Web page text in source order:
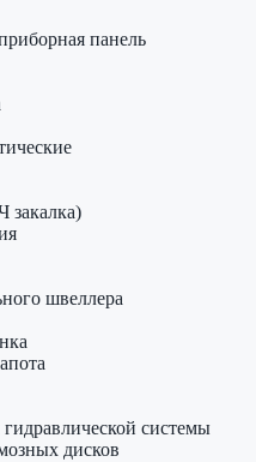
панель
закалка)
швеллера
системы
дисков